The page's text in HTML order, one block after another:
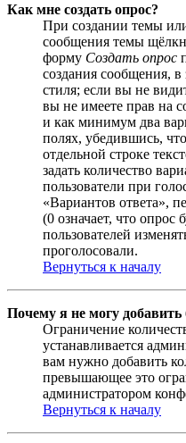
Как мне создать опрос?
При создании темы
сообщения темы
форму Создать опрос
создания сообщения, в
стиля; если вы не
вы не имеете прав на
и как минимум два
полях, убедившись,
отдельной строке
задать количество
пользователи при
«Вариантов ответа»,
(0 означает, что
пользователей
проголосовали.
Вернуться к началу
Почему я не могу
Ограничение
устанавливается
вам нужно добавить
превышающее это
администратором
Вернуться к началу